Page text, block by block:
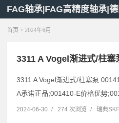
FAG轴承|FAG高精度轴承|
首页 > 2024年6月
3311 A Vogel渐进式/柱塞
3311 A Vogel渐进式/柱塞泵
A承诺正品;001410-E价格优势
2024-06-30 / 274 次浏览 / 瑞典